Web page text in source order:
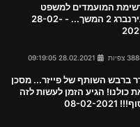
המועמדים למשפט
נירנברג 2 המשך... - 28-02-
צפיות
ברבש השותף של פייזר... מסכן
כולנו! הגיע הזמן לעשות לזה
08-02-2021